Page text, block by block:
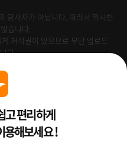
당사자가 아닙니다. 따라서 위시빈
습니다.
저작권이 있으므로 무단 업로드
다.
고 편리하게
용해보세요 !